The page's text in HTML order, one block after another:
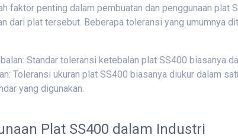
faktor penting dalam pembuatan dan penggunaan
dari plat tersebut. Beberapa toleransi yang umumnya
Standar toleransi ketebalan plat SS400 biasanya
Toleransi ukuran plat SS400 biasanya diukur dalam
yang digunakan.
Plat SS400 dalam Industri